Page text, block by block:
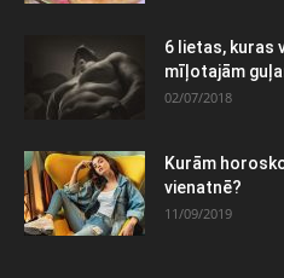
6 lietas, kuras
mīļotajām
02/07/2018
Kurām
vienatnē?
11/09/2019